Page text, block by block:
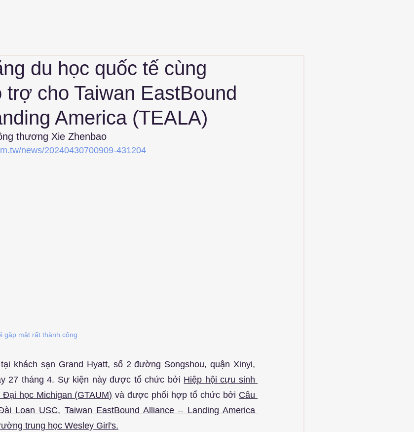
du học quốc tế cùng
trợ cho Taiwan EastBound
America (TEALA)
thương Xie Zhenbao
news/20240430700909-431204
gặp mặt rất thành công
khách sạn Grand Hyatt, số 2 đường Songshou, quận Xinyi,
27 tháng 4. Sự kiện này được tổ chức bởi Hiệp hội cựu sinh
học Michigan (GTAUM) và được phối hợp tổ chức bởi Câu
Loan USC, Taiwan EastBound Alliance – Landing America
trung học Wesley Girl's.